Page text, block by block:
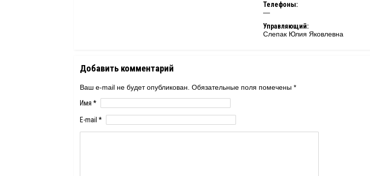
Телефоны:
—
Управляющий:
Слепак Юлия Яковлевна
Добавить комментарий
Ваш e-mail не будет опубликован. Обязательные поля помечены *
Имя *
E-mail *